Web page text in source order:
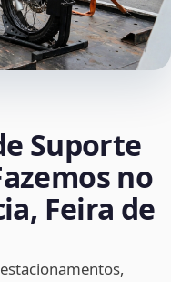
Suporte
no
Feira de